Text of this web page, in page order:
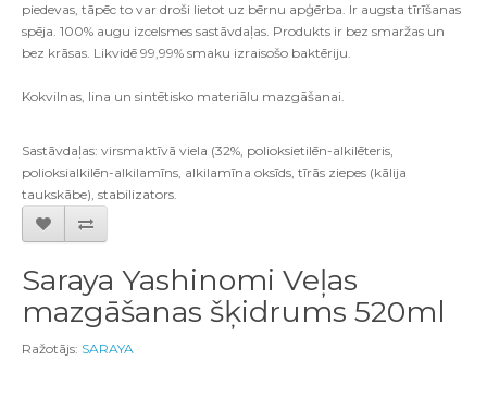
piedevas, tāpēc to var droši lietot uz bērnu apģērba. Ir augsta tīrīšanas
spēja. 100% augu izcelsmes sastāvdaļas. Produkts ir bez smaržas un
bez krāsas. Likvidē 99,99% smaku izraisošo baktēriju.
Kokvilnas, lina un sintētisko materiālu mazgāšanai.
Sastāvdaļas: virsmaktīvā viela (32%, polioksietilēn-alkilēteris,
polioksialkilēn-alkilamīns, alkilamīna oksīds, tīrās ziepes (kālija
taukskābe), stabilizators.
Saraya Yashinomi Veļas
mazgāšanas šķidrums 520ml
Ražotājs: SARAYA